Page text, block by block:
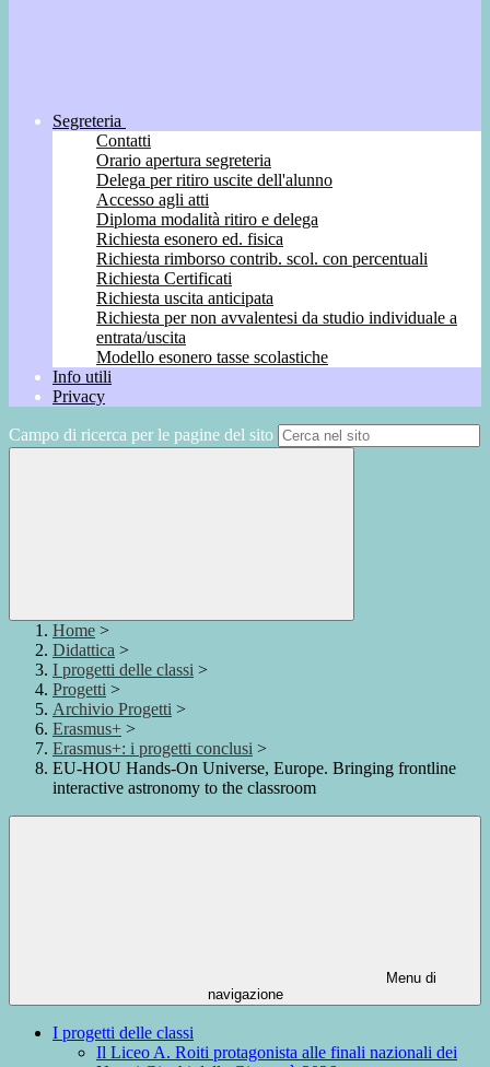
Segreteria
Contatti
Orario apertura segreteria
Delega per ritiro uscite dell'alunno
Accesso agli atti
Diploma modalità ritiro e delega
Richiesta esonero ed. fisica
Richiesta rimborso contrib. scol. con percentuali
Richiesta Certificati
Richiesta uscita anticipata
Richiesta per non avvalentesi da studio individuale a
entrata/uscita
Modello esonero tasse scolastiche
Info utili
Privacy
Campo di ricerca per le pagine del sito
Home >
Didattica >
I progetti delle classi >
Progetti >
Archivio Progetti >
Erasmus+ >
Erasmus+: i progetti conclusi >
EU-HOU Hands-On Universe, Europe. Bringing frontline
interactive astronomy to the classroom
Menu di
navigazione
I progetti delle classi
Il Liceo A. Roiti protagonista alle finali nazionali dei